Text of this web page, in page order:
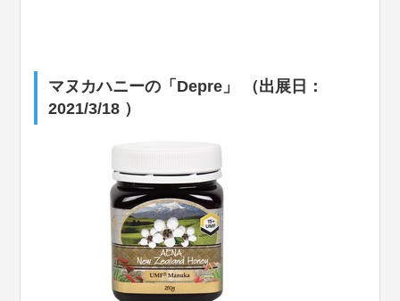
マヌカハニーの「Depre」 （出展日：
2021/3/18 ）